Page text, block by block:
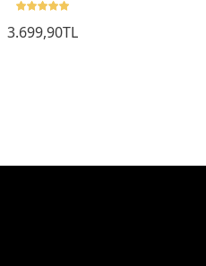
3.699,90TL